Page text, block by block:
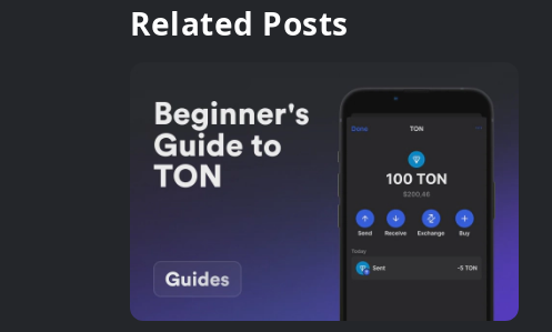
Related Posts